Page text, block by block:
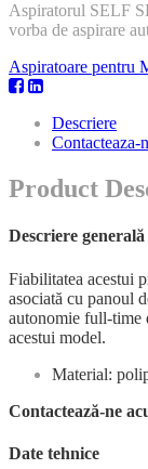
Aspiratorul SELF
vorba de aspirare
Aspiratoare pentru
Descriere
Contacteaza-
Product
Descriere generală
Fiabilitatea acestui
asociată cu panoul
autonomie full-time
acestui model.
Material:
Contactează-ne
Date tehnice